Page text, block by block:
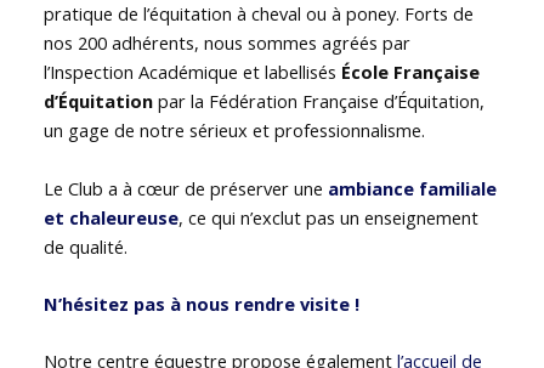
pratique de l’équitation à cheval ou à poney. Forts de
nos 200 adhérents, nous sommes agréés par
l’Inspection Académique et labellisés École Française
d’Équitation par la Fédération Française d’Équitation,
un gage de notre sérieux et professionnalisme.
Le Club a à cœur de préserver une ambiance familiale
et chaleureuse, ce qui n’exclut pas un enseignement
de qualité.
N’hésitez pas à nous rendre visite !
Notre centre équestre propose égalementl’accueil de